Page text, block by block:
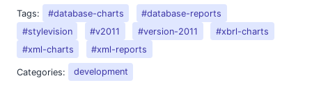
Tags: #database-charts
#database-reports
#stylevision
#v2011 #version-2011
#xbrl-charts
#xml-charts
#xml-reports
Categories: development